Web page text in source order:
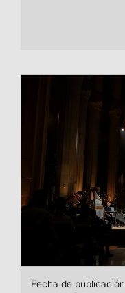
Fecha de publicación